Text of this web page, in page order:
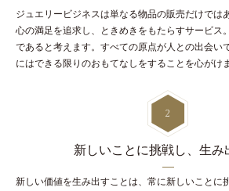
ジュエリービジネスは単なる物品の販売だけでは
心の満足を追求し、ときめきをもたらすサービス
であると考えます。すべての原点が人との出会い
にはできる限りのおもてなしをすることを心がけ
2
新しいことに挑戦し、 生み
新しい価値を生み出すことは、常に新しいことに